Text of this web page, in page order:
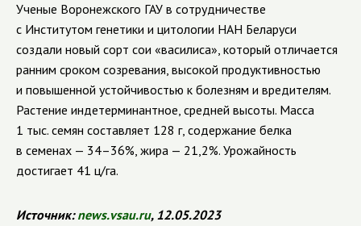
Ученые Воронежского ГАУ в сотрудничестве
с Институтом генетики и цитологии НАН Беларуси
создали новый сорт сои «василиса», который отличается
ранним сроком созревания, высокой продуктивностью
и повышенной устойчивостью к болезням и вредителям.
Растение индетерминантное, средней высоты. Масса
1 тыс. семян составляет 128 г, содержание белка
в семенах — 34–36%, жира — 21,2%. Урожайность
достигает 41 ц/га.
Источник: news.vsau.ru, 12.05.2023